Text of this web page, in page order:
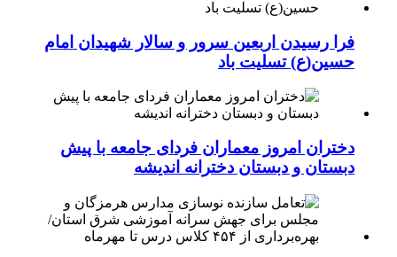
فرا رسیدن اربعین سرور و سالار شهیدان امام
حسین(ع) تسلیت باد
دختران امروز معماران فردای جامعه با پیش
دبستان و دبستان دخترانه اندیشه